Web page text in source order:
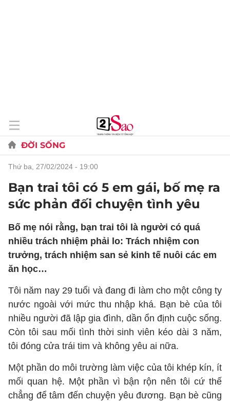
ĐỜI SỐNG
thứ ba, 27/02/2024 - 19:00
Bạn trai tôi có 5 em gái, bố mẹ ra
sức phản đối chuyện tình yêu
Bố mẹ nói rằng, bạn trai tôi là người có quá
nhiều trách nhiệm phải lo: Trách nhiệm con
trưởng, trách nhiệm san sẻ kinh tế nuôi các em
ăn học…
Tôi năm nay 29 tuổi và đang đi làm cho một công ty
nước ngoài với mức thu nhập khá. Bạn bè của tôi
nhiều người đã lập gia đình, dần ổn định cuộc sống.
Còn tôi sau mối tình thời sinh viên kéo dài 3 năm,
tôi đóng cửa trái tim và không yêu ai nữa.
Một phần do môi trường làm việc của tôi khép kín, ít
mối quan hệ. Một phần vì bận rộn nên tôi cứ thế
chẳng để tâm đến chuyện yêu đương. Bạn bè cũng